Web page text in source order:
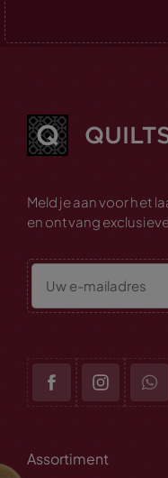
Meld je aan voor het
en ontvang
Assortiment